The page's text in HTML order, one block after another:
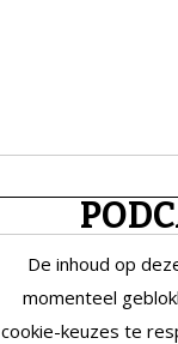
De inhoud op
momenteel
cookie-keuzes te